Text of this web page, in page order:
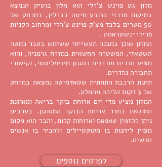
מלון גט פוינט צ'רלי הוא מלון בוטיק הנמצא
במיקום מרכזי ברובע מיטה בברלין, במרחק של
50 מטרים בלבד מצ'ק פוינט צ'רלי ומרחוב הקניות
פרידריכשטראסה .
המלון שוכן במבנה תעשייתי ששימש בעבר כמטה
השטאזי, המשטרה החשאית במזרח גרמניה, והוא
מציע חדרים מודרנים בסגנון מינימליסטי, וקישורי
תחבורה נהדרים.
תחנת הרכבת התחתית שטאדמיטה נמצאת במרחק
של 3 דקות הליכה מהמלון.
המלון מציע מדי יום ארוחת בוקר בריאה ומאוזנת
המוגשת בחדר ארוחת הבוקר המסוגנן. בערבים
ניתן להזמין טאפאס וארוחות קלות, והבר הוא מקום
מצוין ליהנות בו מקוקטיילים ולהכיר בו אנשים
חדשים.
לפרטים נוספים